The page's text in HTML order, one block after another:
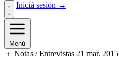
Iniciá sesión →
Menú
＋ Notas / Entrevistas 21 mar. 2015